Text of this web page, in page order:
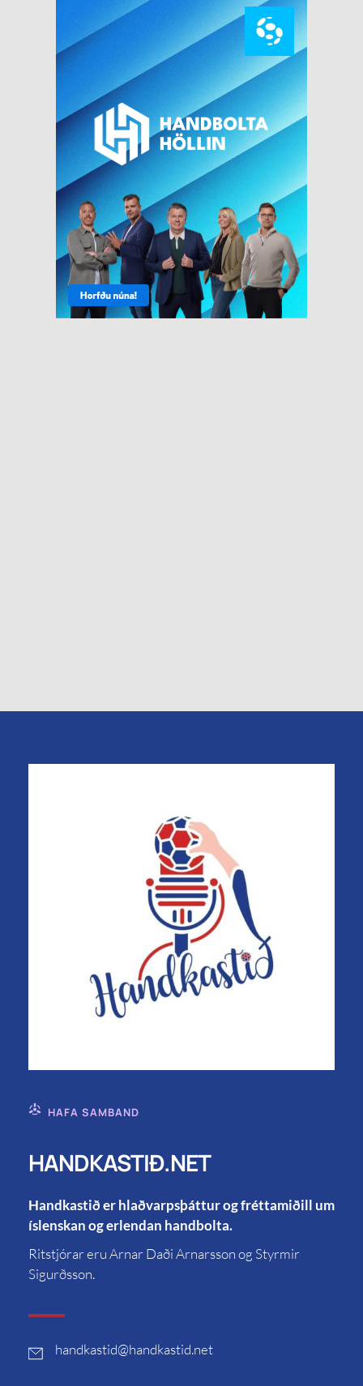
HAFA SAMBAND
HANDKASTIÐ.NET
Handkastið er hlaðvarpsþáttur og fréttamiðill um
íslenskan og erlendan handbolta.
Ritstjórar eru Arnar Daði Arnarsson og Styrmir
Sigurðsson.
handkastid@handkastid.net